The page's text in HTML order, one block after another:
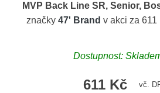
MVP Back Line SR, Senior,
značky 47' Brand v akci za 611
Dostupnost:
611 Kč vč.